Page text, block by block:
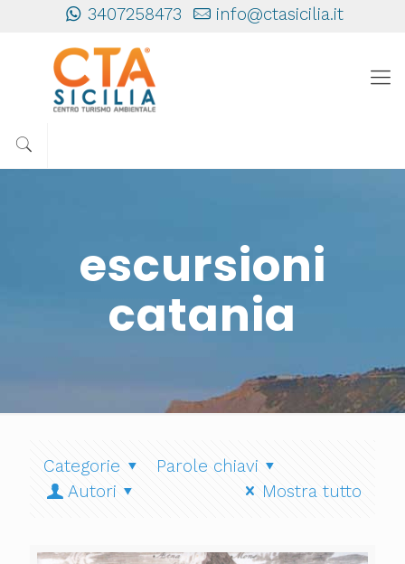
3407258473 info@ctasicilia.it
escursioni
catania
Categorie
Parole chiavi
Autori
Mostra tutto